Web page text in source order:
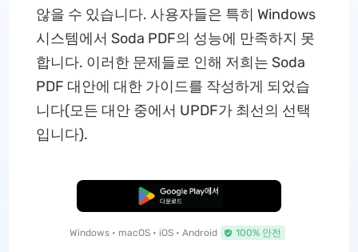
않을 수 있습니다. 사용자들은 특히 Windows
시스템에서 Soda PDF의 성능에 만족하지 못
합니다. 이러한 문제들로 인해 저희는 Soda
PDF 대안에 대한 가이드를 작성하게 되었습
니다(모든 대안 중에서 UPDF가 최선의 선택
입니다).
무료로 다운로드
Windows • macOS • iOS • Android 100% 안전